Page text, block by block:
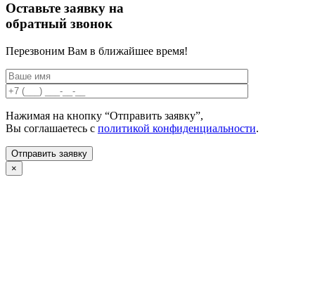
Оставьте заявку на
обратный звонок
Перезвоним Вам в ближайшее время!
Нажимая на кнопку “Отправить заявку”,
Вы соглашаетесь с политикой конфиденциальности.
×